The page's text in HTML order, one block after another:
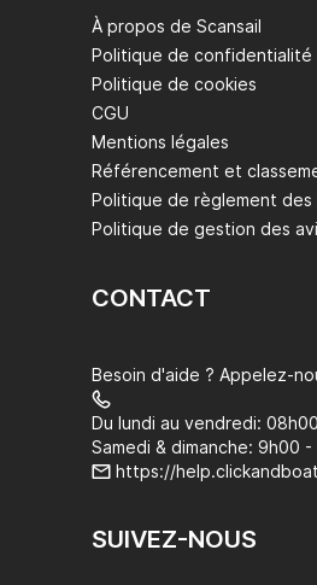
À propos de Scansail
Politique de confidentialité
Politique de cookies
CGU
Mentions légales
Référencement et
Politique de règlement des
Politique de gestion des
CONTACT
Besoin d'aide ? Appelez-
Du lundi au vendredi:
Samedi & dimanche: 9h00 -
https://
SUIVEZ-NOUS